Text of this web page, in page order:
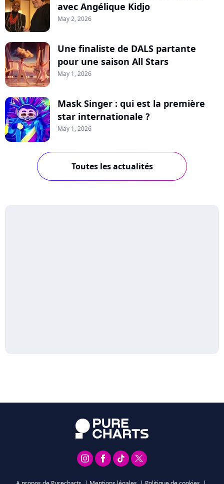
avec Angélique Kidjo
May 2, 2026
Une finaliste de DALS partante
pour une saison All Stars
May 1, 2026
Mask Singer : qui est la première
star internationale ?
May 1, 2026
Toutes les actualités